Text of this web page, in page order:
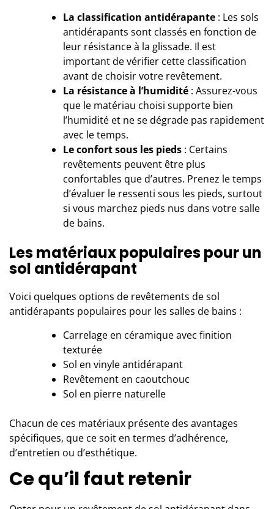
La classification antidérapante : Les sols
antidérapants sont classés en fonction de
leur résistance à la glissade. Il est
important de vérifier cette classification
avant de choisir votre revêtement.
La résistance à l’humidité : Assurez-vous
que le matériau choisi supporte bien
l’humidité et ne se dégrade pas rapidement
avec le temps.
Le confort sous les pieds : Certains
revêtements peuvent être plus
confortables que d’autres. Prenez le temps
d’évaluer le ressenti sous les pieds, surtout
si vous marchez pieds nus dans votre salle
de bains.
Les matériaux populaires pour un
sol antidérapant
Voici quelques options de revêtements de sol
antidérapants populaires pour les salles de bains :
Carrelage en céramique avec finition
texturée
Sol en vinyle antidérapant
Revêtement en caoutchouc
Sol en pierre naturelle
Chacun de ces matériaux présente des avantages
spécifiques, que ce soit en termes d’adhérence,
d’entretien ou d’esthétique.
Ce qu’il faut retenir